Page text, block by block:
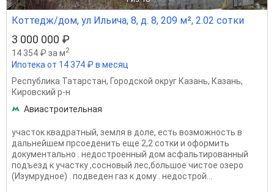
Коттедж/дом, ул Ильича, 8, д. 8, 209 м², 2.02 сотки
3 000 000 ₽
14 354 ₽ за м2
Ипотека от 14 374 ₽ в месяц
Республика Татарстан, Городской округ Казань, Казань,
Кировский р-н
Авиастроительная
участок квадратный, земля в доле, есть возможность в
дальнейшем прсоеденить еще 2,2 сотки и оформить
документально . недостроенный дом асфальтированный
подъезд к участку ,сосновый лес,большое чистое озеро
(Изумрудное) . подведен газ к дому . недострой...